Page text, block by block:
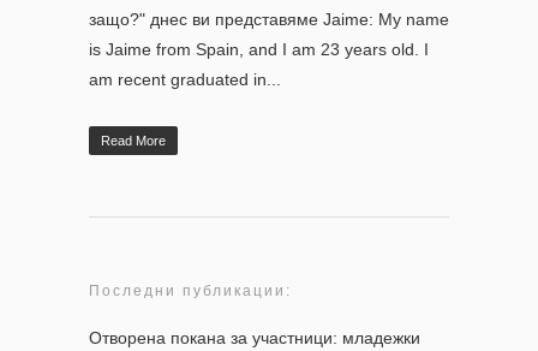
защо?" днес ви представяме Jaime: My name
is Jaime from Spain, and I am 23 years old. I
am recent graduated in...
Read More
Последни публикации:
Отворена покана за участници: младежки